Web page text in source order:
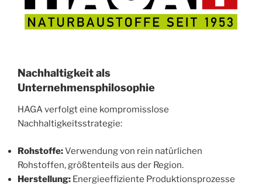
Nachhaltigkeit als
Unternehmensphilosophie
HAGA verfolgt eine kompromisslose
Nachhaltigkeitsstrategie:
Rohstoffe:Verwendung von rein natürlichen
Rohstoffen, größtenteils aus der Region.
Herstellung: Energieeffiziente Produktionsprozesse